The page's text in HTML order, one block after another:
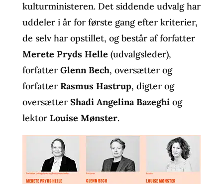
kulturministeren. Det siddende udvalg har
uddeler i år for første gang efter kriterier,
de selv har opstillet, og består af forfatter
Merete Pryds Helle (udvalgsleder),
forfatter Glenn Bech, oversætter og
forfatter Rasmus Hastrup, digter og
oversætter Shadi Angelina Bazeghiog
lektor Louise Mønster.